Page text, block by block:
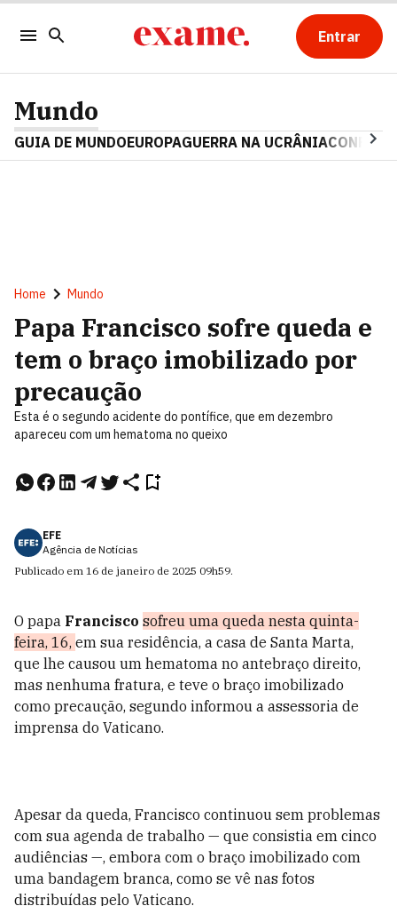
Entrar
Mundo
GUIA DE MUNDOEUROPAGUERRA NA UCRÂNIA
Home Mundo
Papa Francisco sofre queda e
tem o braço imobilizado por
precaução
Esta é o segundo acidente do pontífice, que em dezembro
apareceu com um hematoma no queixo
EFE
Agência de Notícias
Publicado em 16 de janeiro de 2025 09h59.
O papa Francisco sofreu uma queda nesta quinta-
feira, 16, em sua residência, a casa de Santa Marta,
que lhe causou um hematoma no antebraço direito,
mas nenhuma fratura, e teve o braço imobilizado
como precaução, segundo informou a assessoria de
imprensa do Vaticano.
Apesar da queda, Francisco continuou sem problemas
com sua agenda de trabalho — que consistia em cinco
audiências —, embora com o braço imobilizado com
uma bandagem branca, como se vê nas fotos
distribuídas pelo Vaticano.